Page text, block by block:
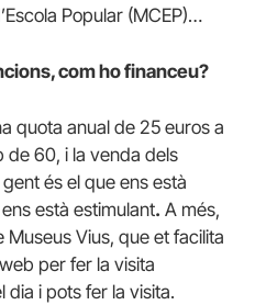
Popular (MCEP)…
com ho financeu?
quota anual de 25 euros a
de 60, i la venda dels
és el que ens està
està estimulant. A més,
Vius, que et facilita
per fer la visita
dia i pots fer la visita.